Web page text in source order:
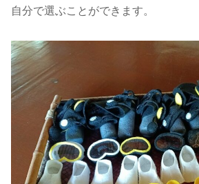
自分で選ぶことができます。